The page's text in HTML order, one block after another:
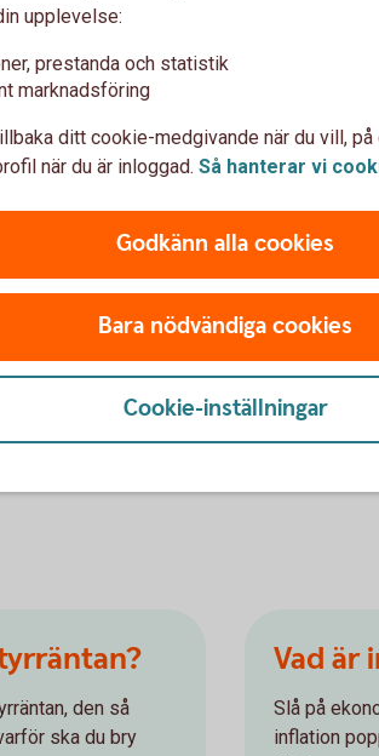
finnas i en ekonomi och hur hög
i uppdrag att sköta penningpolitiken,
ska vara ett fast
inflationen, den allmänna
styr genom att höja eller sänka
sedan det infördes har svensk
viktigt? Jo för att skapa
så att privatpersoner, företag och
för framtiden. En stabil
att ta beslut, så att de vågar
den så
ska du bry
Vad är
Slå på
inflation
upplevelse:
prestanda och statistik
marknadsföring
ditt cookie-medgivande när du vill,
när du är inloggad. Så hanterar vi
Godkänn alla cookies
Bara nödvändiga cookies
Cookie-inställningar